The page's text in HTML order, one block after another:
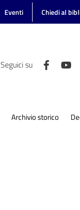
Eventi Chiedi al
Seguici su
Archivio storico